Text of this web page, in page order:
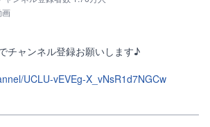
画
チャンネル登録お願いします♪
UCLU-vEVEg-X_vNsR1d7NGCw